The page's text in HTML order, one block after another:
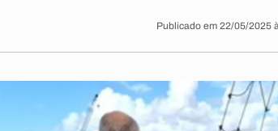
Publicado em 22/05/2025